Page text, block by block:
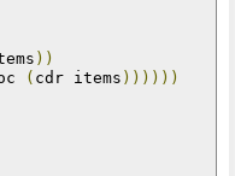
))
( cdr items ))))))